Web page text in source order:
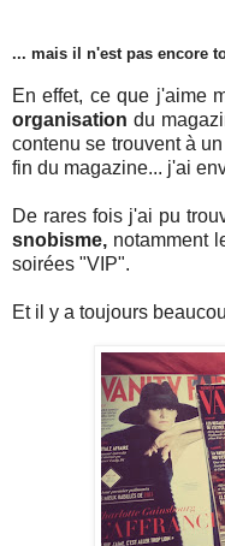
... mais il n'est pas encore
En effet, ce que j'aime
organisation du
contenu se trouvent à
fin du magazine... j'ai
De rares fois j'ai pu
snobisme, notamment
soirées "VIP".
Et il y a toujours